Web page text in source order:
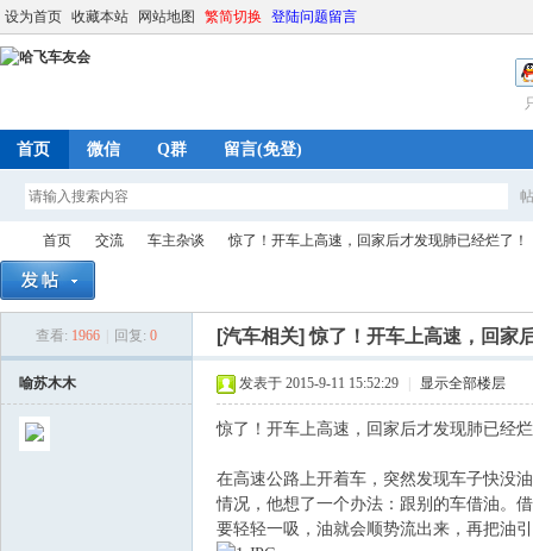
设为首页 收藏本站 网站地图 繁简切换 登陆问题留言
首页 微信 Q群 留言(免登)
首页
›
交流
›
车主杂谈 惊了！开车上高速，回家后才发现肺已经烂了！
查看: 1966 回复: 0 [汽车相关]惊了！开车上高速，回家
喻苏木木 发表于 2015-9-11 15:52:29 显示全部楼层
惊了！开车上高速，回家后才发现肺已经
在高速公路上开着车，突然发现车子快没
情况，他想了一个办法：跟别的车借油。
要轻轻一吸，油就会顺势流出来，再把油